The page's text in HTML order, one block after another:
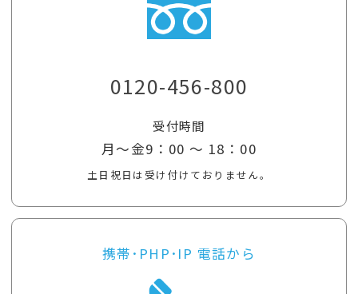
0120-456-800
受付時間
月～金9：00 ～ 18：00
土日祝日は受け付けておりません。
携帯･PHP･IP 電話から